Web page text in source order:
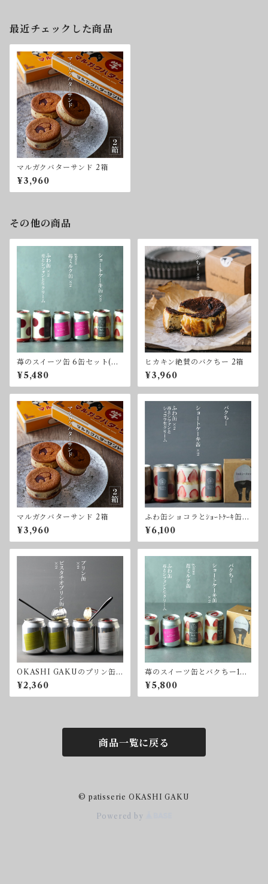
最近チェックした商品
マルガクバターサンド 2箱
¥3,960
その他の商品
苺のスイーツ缶 6缶セット(苺s
et3)
¥5,480
ヒカキン絶賛のバクちー 2箱
¥3,960
マルガクバターサンド 2箱
¥3,960
ふわ缶ショコラとｼｮｰﾄｹｰｷ缶、
バクちーセット(CH7)
¥6,100
OKASHI GAKUのプリン缶2
種 4缶セット(P4set)
¥2,360
苺のスイーツ缶とバクちー1箱
セット(苺set1)
¥5,800
商品一覧に戻る
© patisserie OKASHI GAKU
Powered by